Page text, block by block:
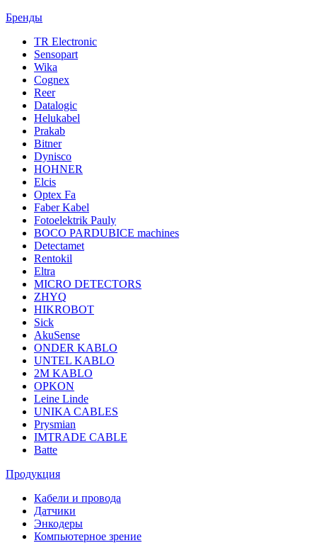
Бренды
TR Electronic
Sensopart
Wika
Cognex
Reer
Datalogic
Helukabel
Prakab
Bitner
Dynisco
HOHNER
Elcis
Optex Fa
Faber Kabel
Fotoelektrik Pauly
BOCO PARDUBICE machines
Detectamet
Rentokil
Eltra
MICRO DETECTORS
ZHYQ
HIKROBOT
Sick
AkuSense
ONDER KABLO
UNTEL KABLO
2M KABLO
OPKON
Leine Linde
UNIKA CABLES
Prysmian
IMTRADE CABLE
Batte
Продукция
Кабели и провода
Датчики
Энкодеры
Компьютерное зрение